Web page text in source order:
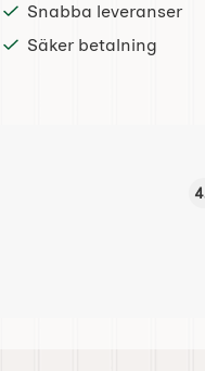
Snabba leveranser
Säker betalning